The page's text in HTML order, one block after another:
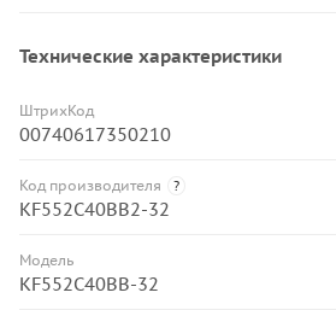
Технические характеристики
ШтрихКод
00740617350210
Код производителя ?
KF552C40BB2-32
Модель
KF552C40BB-32